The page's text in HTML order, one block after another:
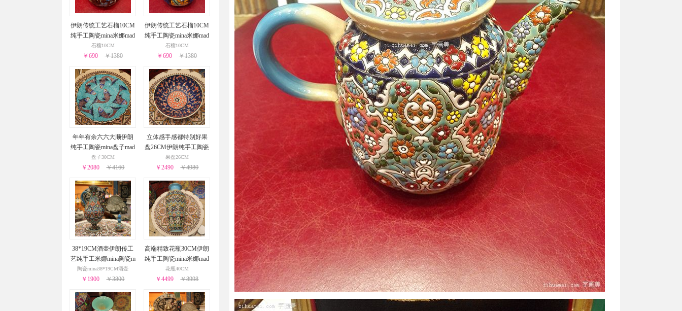
伊朗传统工艺石榴10CM
纯手工陶瓷mina米娜mad
e in Iran重现70年代复古
小清新的独特气质
石榴10CM
￥690 ￥1380
伊朗传统工艺石榴10CM
纯手工陶瓷mina米娜mad
e in Iran重现70年代复古
小清新的独特气质
石榴10CM
￥690 ￥1380
年年有余六六大顺伊朗
纯手工陶瓷mina盘子mad
e in Iran尊贵吉祥
盘子30CM
￥2080 ￥4160
立体感手感都特别好果
盘26CM伊朗纯手工陶瓷
mina来自中东的精品
果盘26CM
￥2490 ￥4980
38*19CM酒壶伊朗传工
艺纯手工米娜mina陶瓷m
ade in Iran
陶瓷mina38*19CM酒壶
￥1900 ￥3800
高端精致花瓶30CM伊朗
纯手工陶瓷mina米娜mad
e in Iran
花瓶40CM
￥4499 ￥8998